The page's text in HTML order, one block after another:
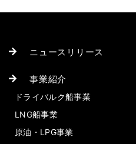
ニュースリリース
事業紹介
ドライバルク船事業
LNG船事業
原油・LPG事業